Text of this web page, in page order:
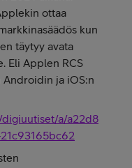
ottaa
kun
täytyy avata
Eli Applen RCS
ja iOS:n
a/a22d8